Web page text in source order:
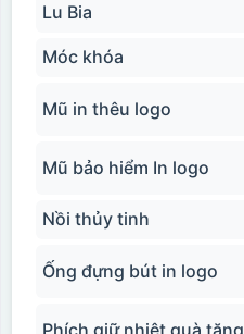
Lu Bia
Móc khóa
Mũ in thêu logo
Mũ bảo hiểm In logo
Nồi thủy tinh
Ống đựng bút in logo
Phích giữ nhiệt quà tặng